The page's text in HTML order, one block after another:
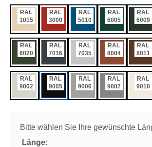
RAL
1015
RAL
3000
RAL
5010
RAL
6005
RAL
6009
RAL
6020
RAL
7016
RAL
7035
RAL
8004
RAL
8011
RAL
9002
RAL
9005
RAL
9006
RAL
9007
RAL
9010
Bitte wählen Sie Ihre gewünschte
Länge: